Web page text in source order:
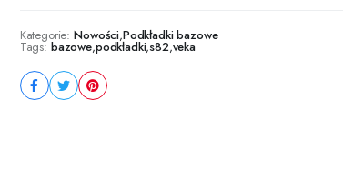
Kategorie: Nowości,Podkładki bazowe
Tags: bazowe,podkładki,s82,veka